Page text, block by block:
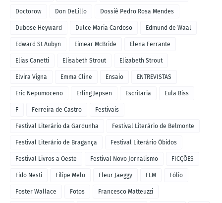
Doctorow Don DeLillo Dossiê Pedro Rosa Mendes
Dubose Heyward Dulce Maria Cardoso Edmund de Waal
Edward St Aubyn Eimear McBride Elena Ferrante
Elias Canetti Elisabeth Strout Elizabeth Strout
Elvira Vigna Emma Cline Ensaio ENTREVISTAS
Eric Nepumoceno Erling Jepsen Escritaria Eula Biss
F Ferreira de Castro Festivais
Festival Literário da Gardunha Festival Literário de Belmonte
Festival Literário de Bragança Festival Literário Óbidos
Festival Livros a Oeste Festival Novo Jornalismo FICÇÕES
Fido Nesti Filipe Melo Fleur Jaeggy FLM Fólio
Foster Wallace Fotos Francesco Matteuzzi